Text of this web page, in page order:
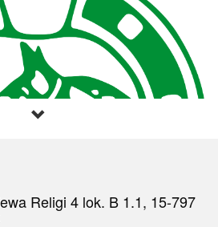
Religi 4 lok. B 1.1, 15-797